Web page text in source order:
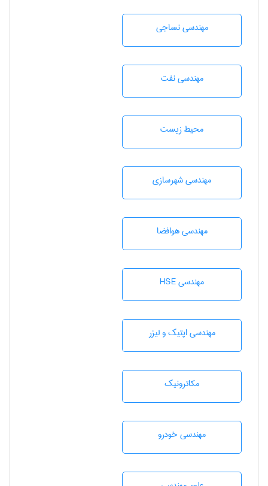
مهندسي نساجی
مهندسی نفت
محيط زيست
مهندسی شهرسازی
مهندسی هوافضا
مهندسی HSE
مهندسی اپتیک و لیزر
مکاترونیک
مهندسی خودرو